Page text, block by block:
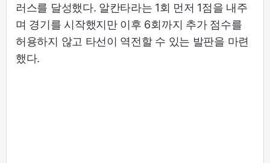
러스를 달성했다. 알칸타라는 1회 먼저 1점을 내주
며 경기를 시작했지만 이후 6회까지 추가 점수를
허용하지 않고 타선이 역전할 수 있는 발판을 마련
했다.